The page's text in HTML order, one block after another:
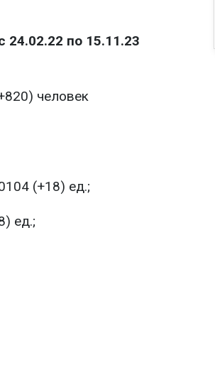
24.02.22 по 15.11.23
человек
(+18) ед.;
ед.;